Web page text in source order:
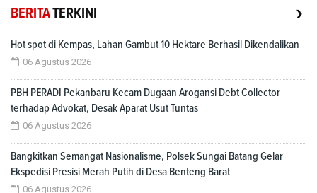
BERITATERKINI ›
Hot spot di Kempas, Lahan Gambut 10 Hektare Berhasil Dikendalikan
06 Agustus 2026
PBH PERADI Pekanbaru Kecam Dugaan Arogansi Debt Collector
terhadap Advokat, Desak Aparat Usut Tuntas
06 Agustus 2026
Bangkitkan Semangat Nasionalisme, Polsek Sungai Batang Gelar
Ekspedisi Presisi Merah Putih di Desa Benteng Barat
06 Agustus 2026